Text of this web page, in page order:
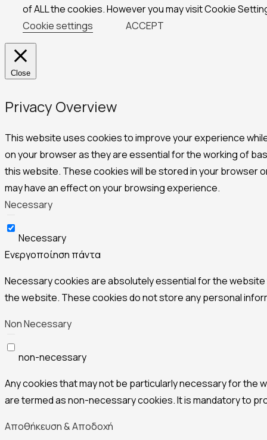
of ALL the cookies. However you may visit Cookie
Cookie settings
ACCEPT
Close
Privacy Overview
This website uses cookies to improve your experience
on your browser as they are essential for the working of
this website. These cookies will be stored in your browser
may have an effect on your browsing experience.
Necessary
Necessary
Ενεργοποίηση πάντα
Necessary cookies are absolutely essential for the
the website. These cookies do not store any personal
Non Necessary
non-necessary
Any cookies that may not be particularly necessary for the
are termed as non-necessary cookies. It is mandatory to
Αποθήκευση & Αποδοχή